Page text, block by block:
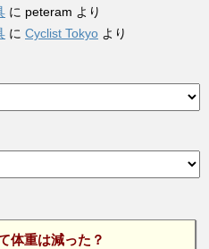
に peteram より
に Cyclist Tokyo より
体重は減った？